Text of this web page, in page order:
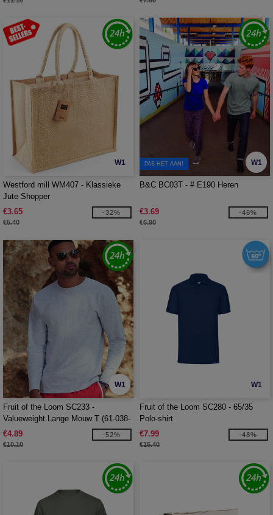
W1
Westford mill WM407 - Klassieke
Jute Shopper
€3.65
€5.40
-32%
W1
PAS HET AAN!
B&C BC03T - # E190 Heren
€3.69
€6.90
-46%
W1
Fruit of the Loom SC233 -
Valueweight Lange Mouw T (61-038-
0)
€4.89
€10.10
-52%
W1
Fruit of the Loom SC280 - 65/35
Polo-shirt
€7.99
€15.40
-48%